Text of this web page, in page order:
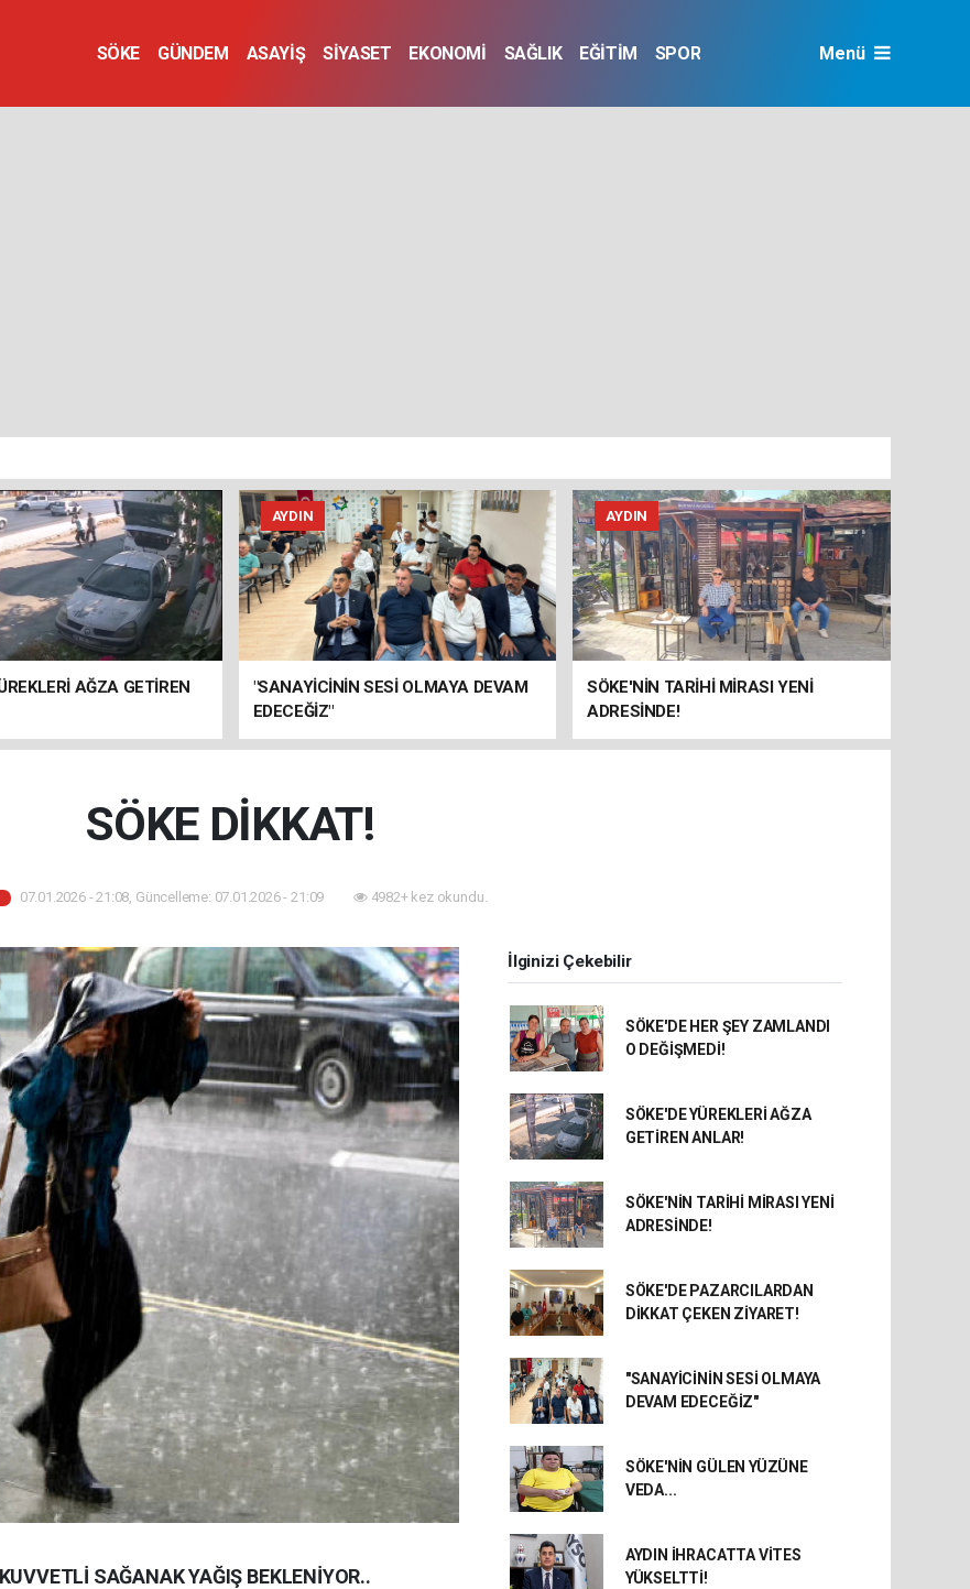
SÖKE GÜNDEM ASAYİŞ SİYASET EKONOMİ SAĞLIK EĞİTİM SPOR Menü
AĞZA GETİREN
AYDIN
"SANAYİCİNİN SESİ OLMAYA DEVAM
EDECEĞİZ"
AYDIN
SÖKE'NİN TARİHİ MİRASI YENİ
ADRESİNDE!
SÖKE DİKKAT!
07.01.2026 - 21:08, Güncelleme: 07.01.2026 - 21:09 4982+ kez okundu.
SAĞANAK YAĞIŞ BEKLENİYOR..
İlginizi Çekebilir
SÖKE'DE HER ŞEY ZAMLANDI
O DEĞİŞMEDİ!
SÖKE'DE YÜREKLERİ AĞZA
GETİREN ANLAR!
SÖKE'NİN TARİHİ MİRASI YENİ
ADRESİNDE!
SÖKE'DE PAZARCILARDAN
DİKKAT ÇEKEN ZİYARET!
"SANAYİCİNİN SESİ OLMAYA
DEVAM EDECEĞİZ"
SÖKE'NİN GÜLEN YÜZÜNE
VEDA...
AYDIN İHRACATTA VİTES
YÜKSELTTİ!